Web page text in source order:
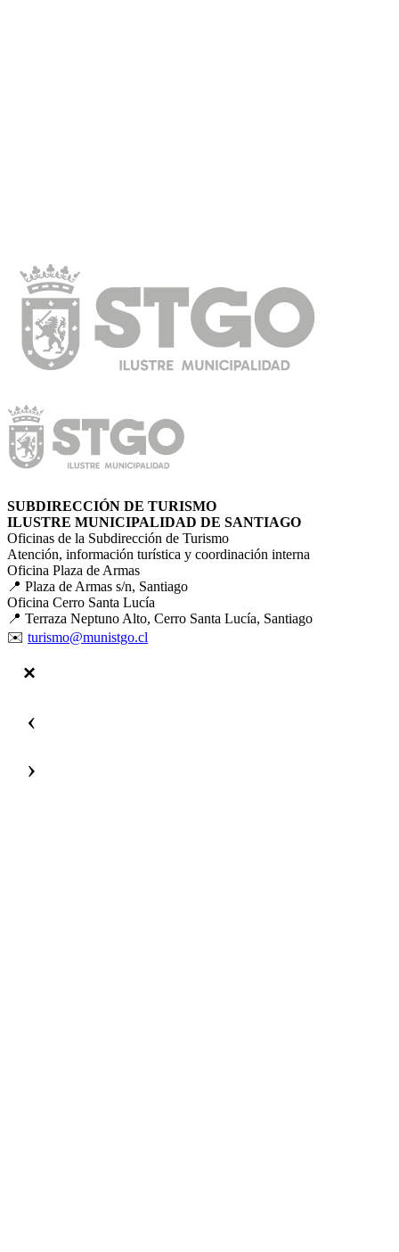
SUBDIRECCIÓN DE TURISMO
ILUSTRE MUNICIPALIDAD DE SANTIAGO
Oficinas de la Subdirección de Turismo
Atención, información turística y coordinación interna
Oficina Plaza de Armas
📍 Plaza de Armas s/n, Santiago
Oficina Cerro Santa Lucía
📍 Terraza Neptuno Alto, Cerro Santa Lucía, Santiago
✉️ turismo@munistgo.cl
‹
›